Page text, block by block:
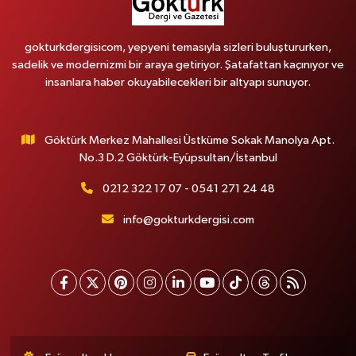
gokturkdergisicom, yepyeni temasıyla sizleri buluştururken,
sadelik ve modernizmi bir araya getiriyor. Şatafattan kaçınıyor ve
insanlara haber okuyabilecekleri bir altyapı sunuyor.
Göktürk Merkez Mahallesi Üstküme Sokak Manolya Apt.
No.3 D.2 Göktürk-Eyüpsultan/İstanbul
0212 322 17 07 - 0541 271 24 48
info@gokturkdergisi.com